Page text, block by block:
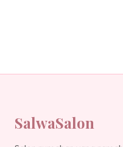
SalwaSalon